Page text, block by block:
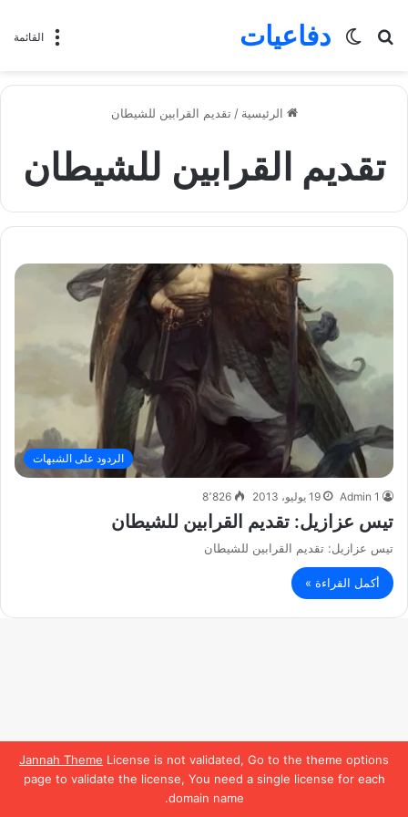
Jannah Theme License is not validated, Go to the theme options
page to validate the license, You need a single license for each
domain name.
القائمة دفاعيات
بحث
الوضع
الرئيسية / تقديم القرابين للشيطان
تقديم القرابين للشيطان
الردود على الشبهات
Admin 1 19 يوليو، 2013 8٬826
تيس عزازيل: تقديم القرابين للشيطان
تيس عزازيل: تقديم القرابين للشيطان
أكمل القراءة »